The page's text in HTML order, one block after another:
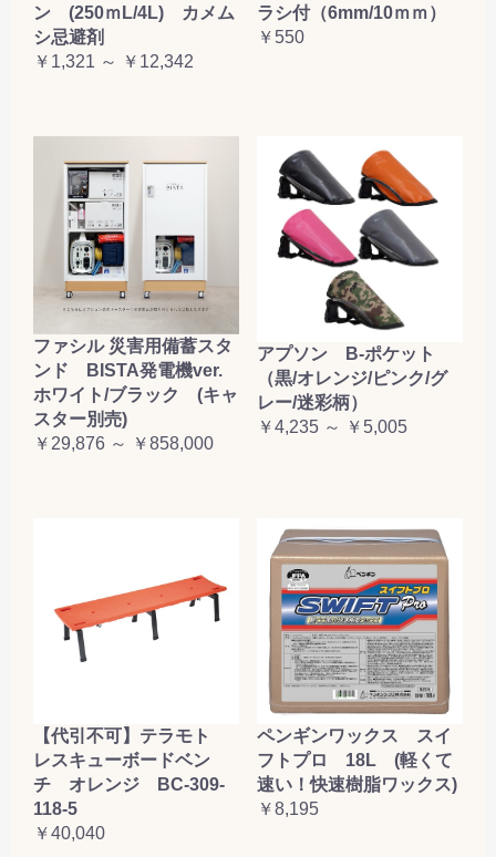
ン (250ｍL/4L) カメム
シ忌避剤
￥1,321 ～ ￥12,342
ラシ付（6mm/10ｍｍ）
￥550
ファシル 災害用備蓄スタ
ンド BISTA発電機ver.
ホワイト/ブラック (キャ
スター別売)
￥29,876 ～ ￥858,000
アプソン B-ポケット
（黒/オレンジ/ピンク/グ
レー/迷彩柄）
￥4,235 ～ ￥5,005
【代引不可】テラモト
レスキューボードベン
チ オレンジ BC-309-
118-5
￥40,040
ペンギンワックス スイ
フトプロ 18L (軽くて
速い！快速樹脂ワックス)
￥8,195